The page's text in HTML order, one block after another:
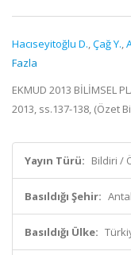
Hacıseyitoğlu D.,Çağ Y.,
Fazla
EKMUD 2013 BİLİMSEL
2013, ss.137-138, (Özet
Yayın Türü: Bildiri /
Basıldığı Şehir:
Basıldığı Ülke: